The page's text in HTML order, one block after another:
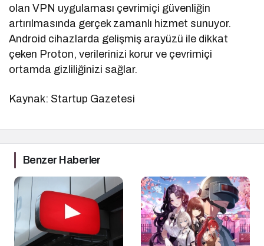
olan VPN uygulaması çevrimiçi güvenliğin
artırılmasında gerçek zamanlı hizmet sunuyor.
Android cihazlarda gelişmiş arayüzü ile dikkat
çeken Proton, verilerinizi korur ve çevrimiçi
ortamda gizliliğinizi sağlar.
Kaynak: Startup Gazetesi
Benzer Haberler